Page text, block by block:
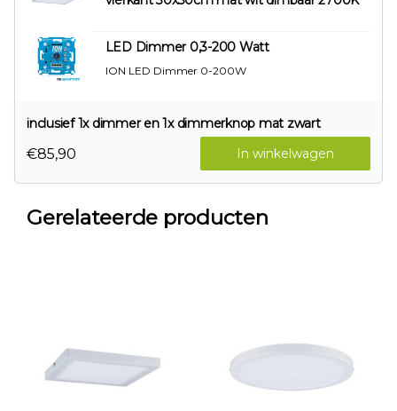
LED Dimmer 0,3-200 Watt
ION LED Dimmer 0-200W
inclusief 1x dimmer en 1x dimmerknop mat zwart
In winkelwagen
€85,90
Gerelateerde producten